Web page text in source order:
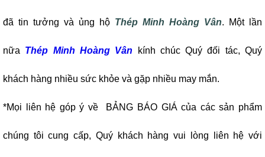
đã tin tưởng và ủng hộ Thép Minh Hoàng Vân. Một lần
nữa Thép Minh Hoàng Vân kính chúc Quý đối tác, Quý
khách hàng nhiều sức khỏe và gặp nhiều may mắn.
*Mọi liên hệ góp ý về BẢNG BÁO GIÁ của các sản phẩm
chúng tôi cung cấp, Quý khách hàng vui lòng liên hệ với